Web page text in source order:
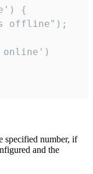
{
offline");
specified number, if
and the